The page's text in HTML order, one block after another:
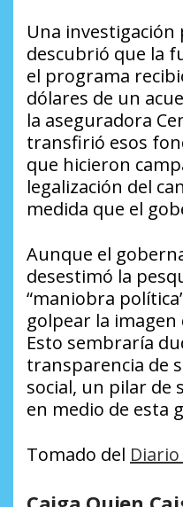
Una
descubrió que la
el programa
dólares de un
la aseguradora
transfirió esos
que hicieron
legalización del
medida que el
Aunque el
desestimó la
“maniobra
golpear la
Esto sembraría
transparencia de
social, un pilar de
en medio de esta
Tomado del